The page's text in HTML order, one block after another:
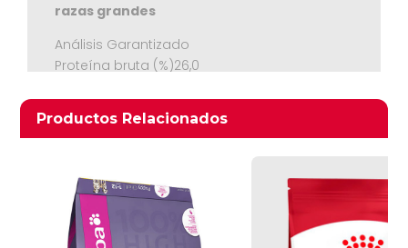
Ver Carrito
razas grandes
Análisis Garantizado
Proteína bruta (%)26,0
Fibra bruta (%) 3,0
Fósforo P (%)0,98
Vitamina A (IU/Kg)14.000
Vitamina D3 (IU/Kg)750
Productos Relacionados
Productos relacionados